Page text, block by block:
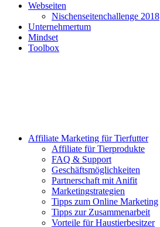
Webseiten
Nischenseitenchallenge 2018
Unternehmertum
Mindset
Toolbox
Affiliate Marketing für Tierfutter
Affiliate für Tierprodukte
FAQ & Support
Geschäftsmöglichkeiten
Partnerschaft mit Anifit
Marketingstrategien
Tipps zum Online Marketing
Tipps zur Zusammenarbeit
Vorteile für Haustierbesitzer